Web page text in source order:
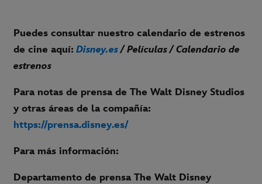
Puedes consultar nuestro calendario de estrenos
de cine aquí: Disney.es/ Películas / Calendario de
estrenos
Para notas de prensa de The Walt Disney Studios
y otras áreas de la compañía:
https://prensa.disney.es/
Para más información:
Departamento de prensa The Walt Disney